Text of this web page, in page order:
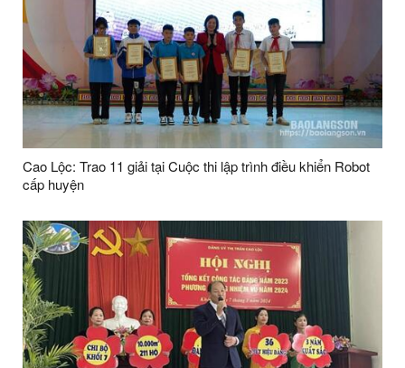
Cao Lộc: Trao 11 giải tại Cuộc thi lập trình điều khiển Robot
cấp huyện